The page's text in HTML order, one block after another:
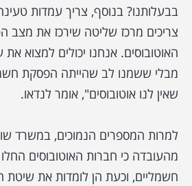
בבעלותנו? בנוסף, צריך עמדות
צריכים מרכז שליטה שירכז את מצב
האוטובוסים. אנחנו יכולים למצוא
מבלי ששמנו לב שהייתה הפסקת
שאין לנו אוטובוסים", אומר לנדאו.
למרות המספרים הנמוכים, במשרד
מהעובדה כי חברות האוטובוסים
חשמליים, וכעת הן לומדות את שיטת